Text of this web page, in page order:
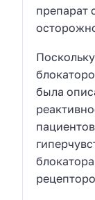
препарат
была